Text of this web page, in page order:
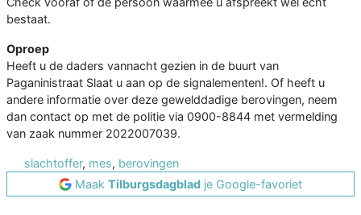
bestaat.
Oproep
Heeft u de daders vannacht gezien in de buurt van
Paganinistraat Slaat u aan op de signalementen!. Of heeft u
andere informatie over deze gewelddadige berovingen, neem
dan contact op met de politie via 0900-8844 met vermelding
van zaak nummer 2022007039.
slachtoffer, mes, berovingen
Maak Tilburgsdagblad je Google-favoriet